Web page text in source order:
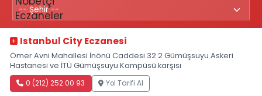
Istanbul City Eczanesi
Ömer Avni Mahallesi İnönü Caddesi 32 2 Gümüşsuyu Askeri
Hastanesi ve İTÜ Gümüşsuyu Kampüsü karşısı
0 (212) 252 00 93 Yol Tarifi Al